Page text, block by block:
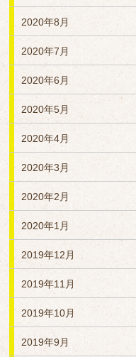
2020年8月
2020年7月
2020年6月
2020年5月
2020年4月
2020年3月
2020年2月
2020年1月
2019年12月
2019年11月
2019年10月
2019年9月